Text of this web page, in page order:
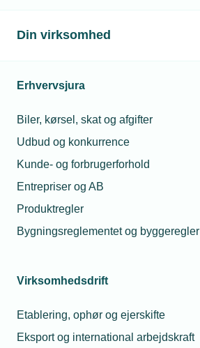
Din virksomhed
Erhvervsjura
Biler, kørsel, skat og afgifter
Udbud og konkurrence
Kunde- og forbrugerforhold
Entrepriser og AB
Produktregler
Bygningsreglementet og byggeregler
Virksomhedsdrift
Etablering, ophør og ejerskifte
Eksport og international arbejdskraft